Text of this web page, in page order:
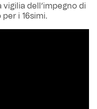
dell’impegno di
i 16simi.